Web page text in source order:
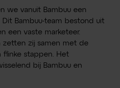
we vanuit Bambuu een
Bambuu-team bestond uit
een vaste marketeer.
zetten zij samen met de
flinke stappen. Het
bij Bambuu en